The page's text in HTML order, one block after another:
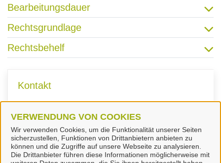
VERWENDUNG VON COOKIES
Wir verwenden Cookies, um die Funktionalität unserer Seiten
sicherzustellen, Funktionen von Drittanbietern anbieten zu
können und die Zugriffe auf unsere Webseite zu analysieren.
Die Drittanbieter führen diese Informationen möglicherweise mit
Bearbeitungsdauer
Rechtsgrundlage
Rechtsbehelf
Kontakt
Fachdienst Jugendamt